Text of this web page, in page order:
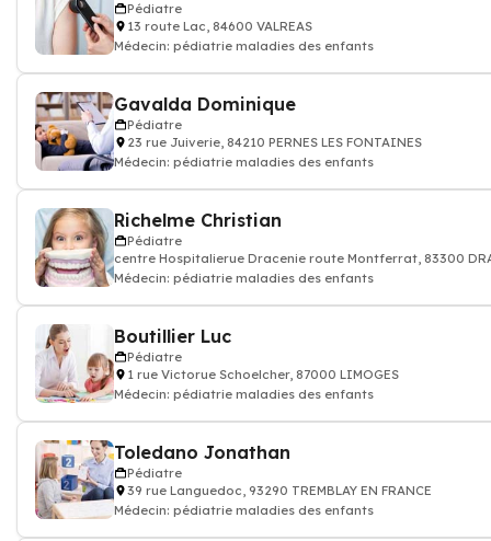
Pédiatre
13 route Lac, 84600 VALREAS
Médecin: pédiatrie maladies des enfants
Gavalda Dominique
Pédiatre
23 rue Juiverie, 84210 PERNES LES FONTAINES
Médecin: pédiatrie maladies des enfants
Richelme Christian
Pédiatre
centre Hospitalierue Dracenie route Montferrat, 83300
Médecin: pédiatrie maladies des enfants
Boutillier Luc
Pédiatre
1 rue Victorue Schoelcher, 87000 LIMOGES
Médecin: pédiatrie maladies des enfants
Toledano Jonathan
Pédiatre
39 rue Languedoc, 93290 TREMBLAY EN FRANCE
Médecin: pédiatrie maladies des enfants